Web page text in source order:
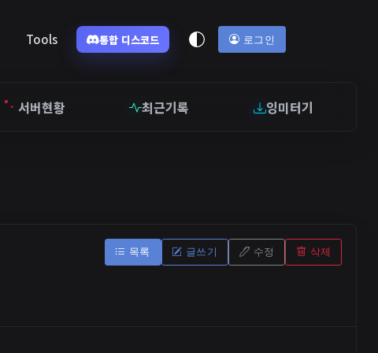
Tools 통합 디스코드 로그인
서버현황 최근기록 잉미터기
목록 글쓰기 수정 삭제